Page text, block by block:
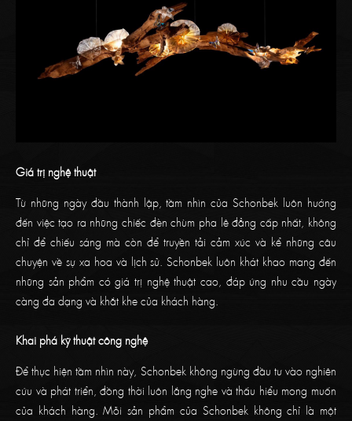
Giá trị nghệ thuật
Từ những ngày đầu thành lập, tầm nhìn của Schonbek luôn hướng
đến việc tạo ra những chiếc đèn chùm pha lê đẳng cấp nhất, không
chỉ để chiếu sáng mà còn để truyền tải cảm xúc và kể những câu
chuyện về sự xa hoa và lịch sử. Schonbek luôn khát khao mang đến
những sản phẩm có giá trị nghệ thuật cao, đáp ứng nhu cầu ngày
càng đa dạng và khắt khe của khách hàng.
Khai phá kỹ thuật công nghệ
Để thực hiện tầm nhìn này, Schonbek không ngừng đầu tư vào nghiên
cứu và phát triển, đồng thời luôn lắng nghe và thấu hiểu mong muốn
của khách hàng. Mỗi sản phẩm của Schonbek không chỉ là một